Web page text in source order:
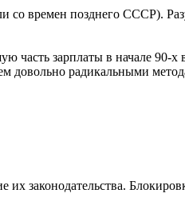
со времен позднего СССР).
часть зарплаты в начале 90-х
довольно радикальными
законодательства.